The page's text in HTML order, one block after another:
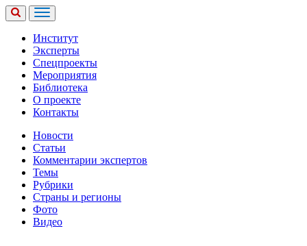
Институт
Эксперты
Спецпроекты
Мероприятия
Библиотека
О проекте
Контакты
Новости
Статьи
Комментарии экспертов
Темы
Рубрики
Страны и регионы
Фото
Видео